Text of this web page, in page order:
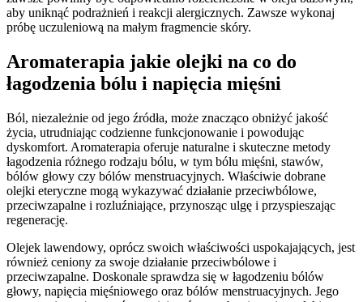
aby uniknąć podrażnień i reakcji alergicznych. Zawsze wykonaj
próbę uczuleniową na małym fragmencie skóry.
Aromaterapia jakie olejki na co do
łagodzenia bólu i napięcia mięśni
Ból, niezależnie od jego źródła, może znacząco obniżyć jakość
życia, utrudniając codzienne funkcjonowanie i powodując
dyskomfort. Aromaterapia oferuje naturalne i skuteczne metody
łagodzenia różnego rodzaju bólu, w tym bólu mięśni, stawów,
bólów głowy czy bólów menstruacyjnych. Właściwie dobrane
olejki eteryczne mogą wykazywać działanie przeciwbólowe,
przeciwzapalne i rozluźniające, przynosząc ulgę i przyspieszając
regenerację.
Olejek lawendowy, oprócz swoich właściwości uspokajających, jest
również ceniony za swoje działanie przeciwbólowe i
przeciwzapalne. Doskonale sprawdza się w łagodzeniu bólów
głowy, napięcia mięśniowego oraz bólów menstruacyjnych. Jego